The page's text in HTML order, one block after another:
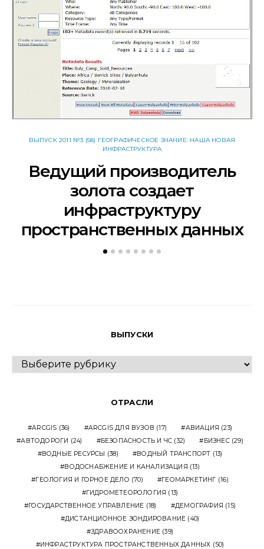
ВЫПУСК 2011 №3 (58) ГЕОГРАФИЧЕСКОЕ ЗНАНИЕ: НАША НОВАЯ
ИНФРАСТРУКТУРА
Ведущий производитель
золота создает
инфраструктуру
пространственных данных
ВЫПУСКИ
ВЫПУСКИ
ОТРАСЛИ
ARCGIS (36) ARCGIS ДЛЯ ВУЗОВ (17) АВИАЦИЯ (23)
АВТОДОРОГИ (24) БЕЗОПАСНОСТЬ И ЧС (32) БИЗНЕС(29)
ВОДНЫЕ РЕСУРСЫ (38) ВОДНЫЙ ТРАНСПОРТ (13)
ВОДОСНАБЖЕНИЕ И КАНАЛИЗАЦИЯ (13)
ГЕОЛОГИЯ И ГОРНОЕ ДЕЛО (70) ГЕОМАРКЕТИНГ (16)
ГИДРОМЕТЕОРОЛОГИЯ (13)
ГОСУДАРСТВЕННОЕ УПРАВЛЕНИЕ (18) ДЕМОГРАФИЯ (15)
ДИСТАНЦИОННОЕ ЗОНДИРОВАНИЕ (40)
ЗДРАВООХРАНЕНИЕ (39)
ИНФРАСТРУКТУРА ПРОСТРАНСТВЕННЫХ ДАННЫХ (50)